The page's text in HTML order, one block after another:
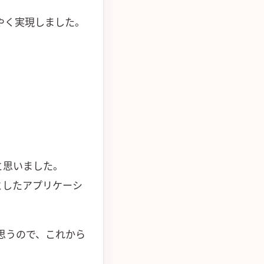
実現しました。
いました。
たアプリケーシ
ので、これから